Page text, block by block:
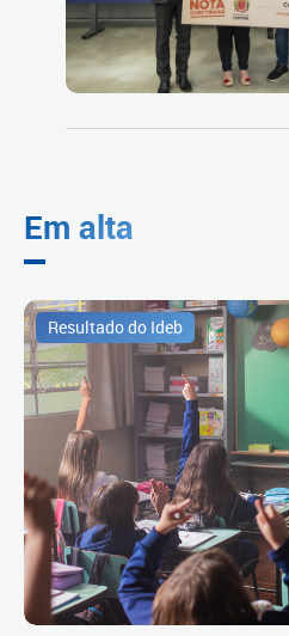
Em alta
Resultado do Ideb